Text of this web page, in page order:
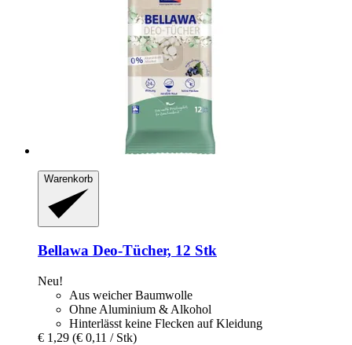
Warenkorb
Bellawa Deo-​Tücher, 12 Stk
Neu!
Aus weicher Baumwolle
Ohne Aluminium & Alkohol
Hinterlässt keine Flecken auf Kleidung
€ 1,29 (€ 0,11 / Stk)